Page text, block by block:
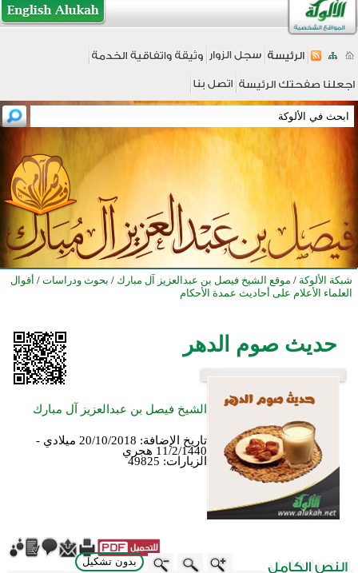
شبكة الألوكة / موقع الشيخ فيصل بن عبدالعزيز آل مبارك / بحوث ودراسات / أقوال
العلماء الأعلام على أحاديث عمدة الأحكام
حديث صوم الدهر
الشيخ فيصل بن عبدالعزيز آل مبارك
تاريخ الإضافة:
20/10/2018 ميلادي -
11/2/1440 هجري
الزيارات: 49825
بدون تشكيل